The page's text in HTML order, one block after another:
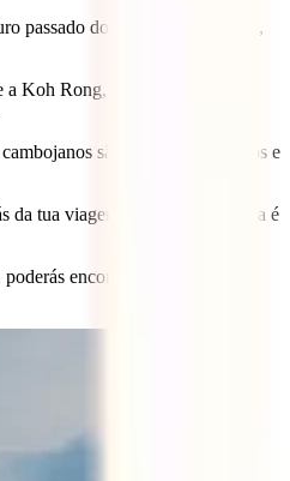
passado do Camboja na capital,
Koh Rong, mas poucos se
são os mais simpáticos e
da tua viagem a solo no Camboja é
encontrar pessoas que o